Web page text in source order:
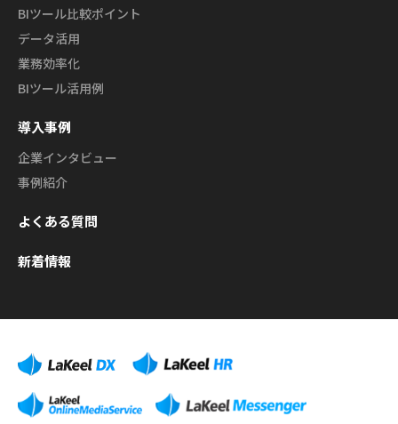
BIツール比較ポイント
データ活用
業務効率化
BIツール活用例
導入事例
企業インタビュー
事例紹介
よくある質問
新着情報